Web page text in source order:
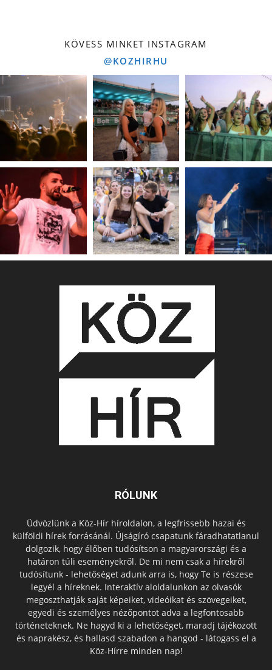
KÖVESS MINKET INSTAGRAM
@KOZHIRHU
RÓLUNK
Üdvözlünk a Köz-Hír híroldalon, a legfrissebb hazai és
külföldi hírek forrásánál. Újságíró csapatunk fáradhatatlanul
dolgozik, hogy élőben tudósítson a magyarországi és a
határon túli eseményekről. De mi nem csak a hírekről
tudósítunk - lehetőséget adunk arra is, hogy Te is részese
legyél a híreknek. Interaktív aloldalunkon az olvasók
megoszthatják saját képeiket, videóikat és szövegeiket,
egyedi és személyes nézőpontot adva a legfontosabb
történeteknek. Ne hagyd ki a lehetőséget, maradj tájékozott
és naprakész, és hallasd szabadon a hangod - látogass el a
Köz-Hírre minden nap!